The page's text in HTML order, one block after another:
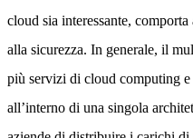
cloud sia interessante,
alla sicurezza. In generale, il
più servizi di cloud computing
all’interno di una singola